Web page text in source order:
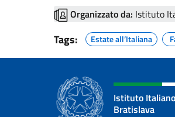
Organizzato da: Istituto
Tags: Estate all’Italiana
Istituto
Bratislava